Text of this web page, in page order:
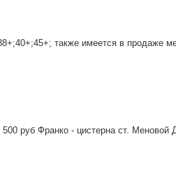
также имеется в продаже
руб Франко - цистерна ст.